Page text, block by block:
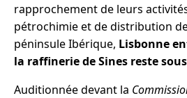
rapprochement de leurs
pétrochimie et de distribution
péninsule Ibérique, Lisbonne
la raffinerie de Sines reste
Auditionnée devant la